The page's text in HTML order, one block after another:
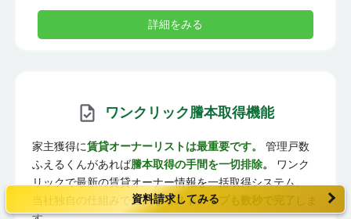
詳細をみる
ワンクリック謄本取得機能
家主獲得に賃貸オーナーリストは最重要です。
管理戸数
ふえるくんがあれば謄本取得の手間を一切排除。
ワンク
リックで最新の賃貸オーナー情報を一括取得システム。
当社独自の仕組みで面倒なリストアップも数秒で完了
資料請求してみる